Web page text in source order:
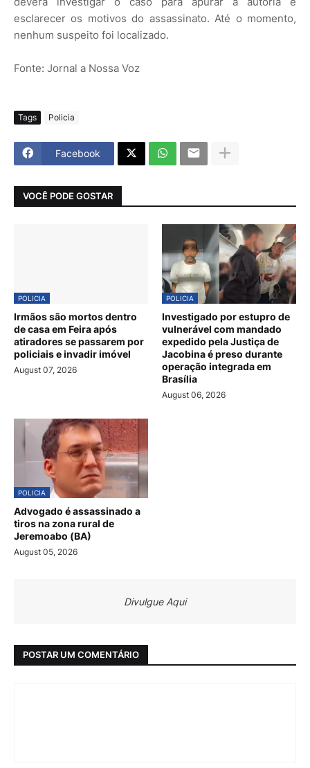
esclarecer os motivos do assassinato. Até o momento,
nenhum suspeito foi localizado.
Fonte: Jornal a Nossa Voz
Tags Policia
Facebook
VOCÊ PODE GOSTAR
POLICIA
Irmãos são mortos dentro
de casa em Feira após
atiradores se passarem por
policiais e invadir imóvel
August 07, 2026
POLICIA
Investigado por estupro de
vulnerável com mandado
expedido pela Justiça de
Jacobina é preso durante
operação integrada em
Brasília
August 06, 2026
POLICIA
Advogado é assassinado a
tiros na zona rural de
Jeremoabo (BA)
August 05, 2026
Divulgue Aqui
POSTAR UM COMENTÁRIO